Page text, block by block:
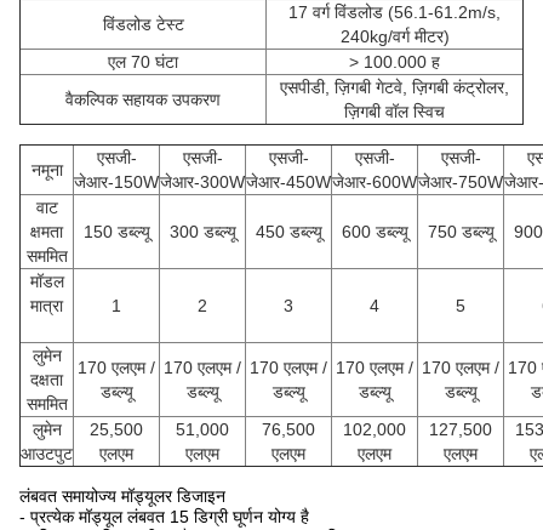
विंडलोड टेस्ट
17 वर्ग विंडलोड (56.1-61.2m/s,
240kg/वर्ग मीटर)
एल 70 घंटा
> 100.000 ह
वैकल्पिक सहायक उपकरण
एसपीडी, ज़िगबी गेटवे, ज़िगबी कंट्रोलर,
ज़िगबी वॉल स्विच
नमूना
एसजी-
जेआर-150W
एसजी-
जेआर-300W
एसजी-
जेआर-450W
एसजी-
जेआर-600W
एसजी-
जेआर-750W
वाट
क्षमता
सममित
150 डब्ल्यू 300 डब्ल्यू 450 डब्ल्यू 600 डब्ल्यू 750 डब्ल्यू
मॉडल
मात्रा
1 2 3 4 5
लुमेन
दक्षता
सममित
170 एलएम /
डब्ल्यू
170 एलएम /
डब्ल्यू
170 एलएम /
डब्ल्यू
170 एलएम /
डब्ल्यू
170 एलएम /
डब्ल्यू
170
लुमेन
आउटपुट
25,500
एलएम
51,000
एलएम
76,500
एलएम
102,000
एलएम
127,500
एलएम
लंबवत समायोज्य मॉड्यूलर डिजाइन
- प्रत्येक मॉड्यूल लंबवत 15 डिग्री घूर्णन योग्य है